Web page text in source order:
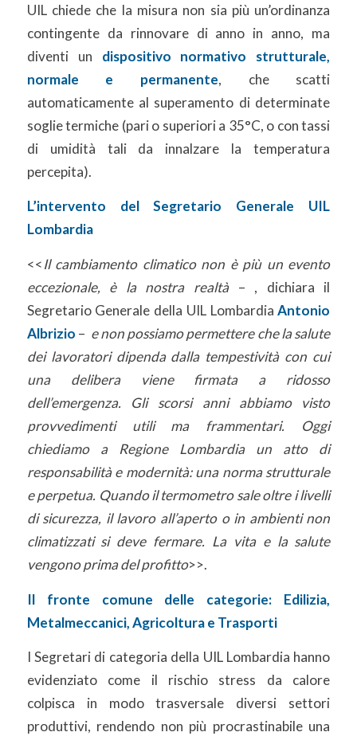
UIL chiede che la misura non sia più un’ordinanza
contingente da rinnovare di anno in anno, ma
diventi un dispositivo normativo strutturale,
normale e permanente, che scatti
automaticamente al superamento di determinate
soglie termiche (pari o superiori a 35°C, o con tassi
di umidità tali da innalzare la temperatura
percepita).
L’intervento del Segretario Generale UIL
Lombardia
<<Il cambiamento climatico non è più un evento
eccezionale, è la nostra realtà– , dichiara il
Segretario Generale della UIL LombardiaAntonio
Albrizio – e non possiamo permettere che la salute
dei lavoratori dipenda dalla tempestività con cui
una delibera viene firmata a ridosso
dell’emergenza. Gli scorsi anni abbiamo visto
provvedimenti utili ma frammentari. Oggi
chiediamo a Regione Lombardia un atto di
responsabilità e modernità: una norma strutturale
e perpetua. Quando il termometro sale oltre i livelli
di sicurezza, il lavoro all’aperto o in ambienti non
climatizzati si deve fermare. La vita e la salute
vengono prima del profitto>>.
Il fronte comune delle categorie: Edilizia,
Metalmeccanici, Agricoltura e Trasporti
I Segretari di categoria della UIL Lombardia hanno
evidenziato come il rischio stress da calore
colpisca in modo trasversale diversi settori
produttivi, rendendo non più procrastinabile una